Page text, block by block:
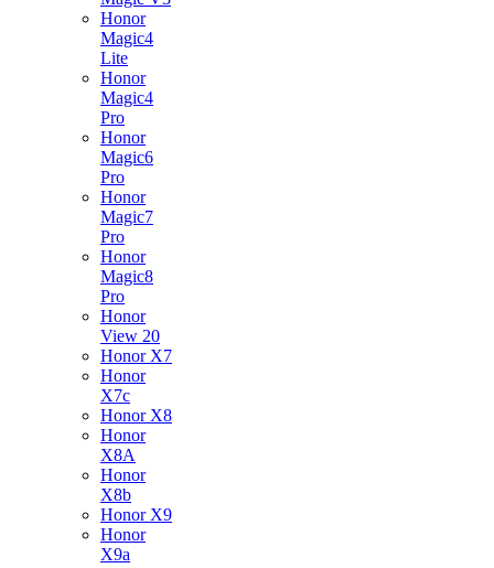
Honor
Magic4
Lite
Honor
Magic4
Pro
Honor
Magic6
Pro
Honor
Magic7
Pro
Honor
Magic8
Pro
Honor
View 20
Honor X7
Honor
X7c
Honor X8
Honor
X8A
Honor
X8b
Honor X9
Honor
X9a